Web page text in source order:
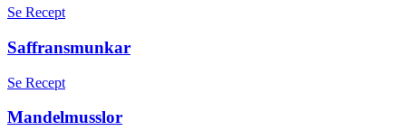
Se Recept
Saffransmunkar
Se Recept
Mandelmusslor